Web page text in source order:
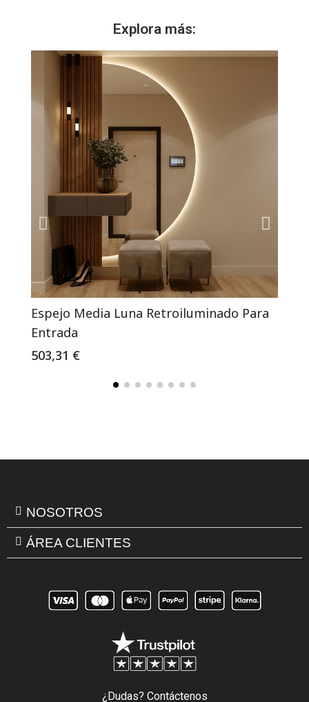
Explora más:
Espejo Media Luna Retroiluminado Para
Entrada
503,31 €
NOSOTROS
ÁREA CLIENTES
¿Dudas? Contáctenos